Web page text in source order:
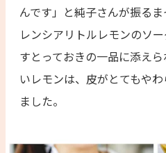
んです」と純子さんが振る
レンシアリトルレモンのソ
すとっておきの一品に添え
いレモンは、皮がとてもや
ました。